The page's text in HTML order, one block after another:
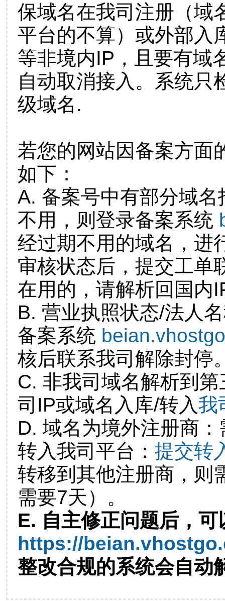
保域名在我司注册（域
平台的不算）或外部入
等非境内IP，且要有域
自动取消接入。系统只
级域名.
若您的网站因备案方面
如下：
A. 备案号中有部分域
不用，则登录备案系统
经过期不用的域名，进
审核状态后，提交工单
在用的，请解析回国内
B. 营业执照状态/法人
备案系统
核后联系我司解除封停
C. 非我司域名解析到
司IP或域名入库/转入我
D. 域名为境外注册商
转入我司平台： 提交转
转移到其他注册商，则
需要7天）。
E. 自主修正问题后，可
https://
整改合规的系统会自动